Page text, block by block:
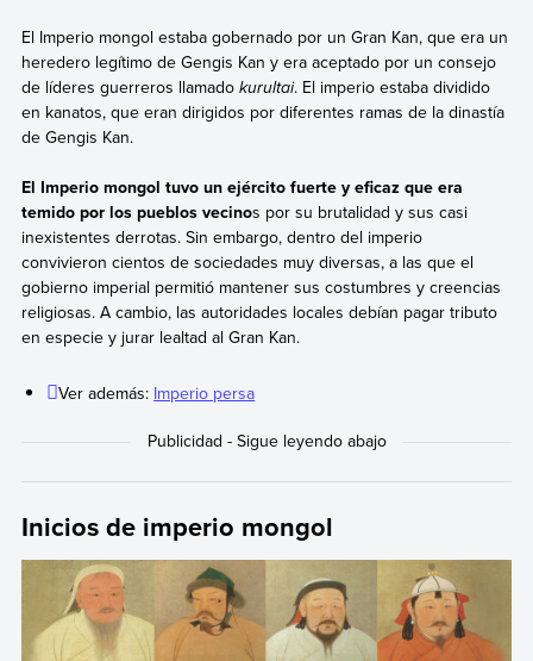
El Imperio mongol estaba gobernado por un Gran Kan, que era un
heredero legítimo de Gengis Kan y era aceptado por un consejo
de líderes guerreros llamado kurultai. El imperio estaba dividido
en kanatos, que eran dirigidos por diferentes ramas de la dinastía
de Gengis Kan.
El Imperio mongol tuvo un ejército fuerte y eficaz que era
temido por los pueblos vecinos por su brutalidad y sus casi
inexistentes derrotas. Sin embargo, dentro del imperio
convivieron cientos de sociedades muy diversas, a las que el
gobierno imperial permitió mantener sus costumbres y creencias
religiosas. A cambio, las autoridades locales debían pagar tributo
en especie y jurar lealtad al Gran Kan.
Ver además: Imperio persa
Inicios de imperio mongol